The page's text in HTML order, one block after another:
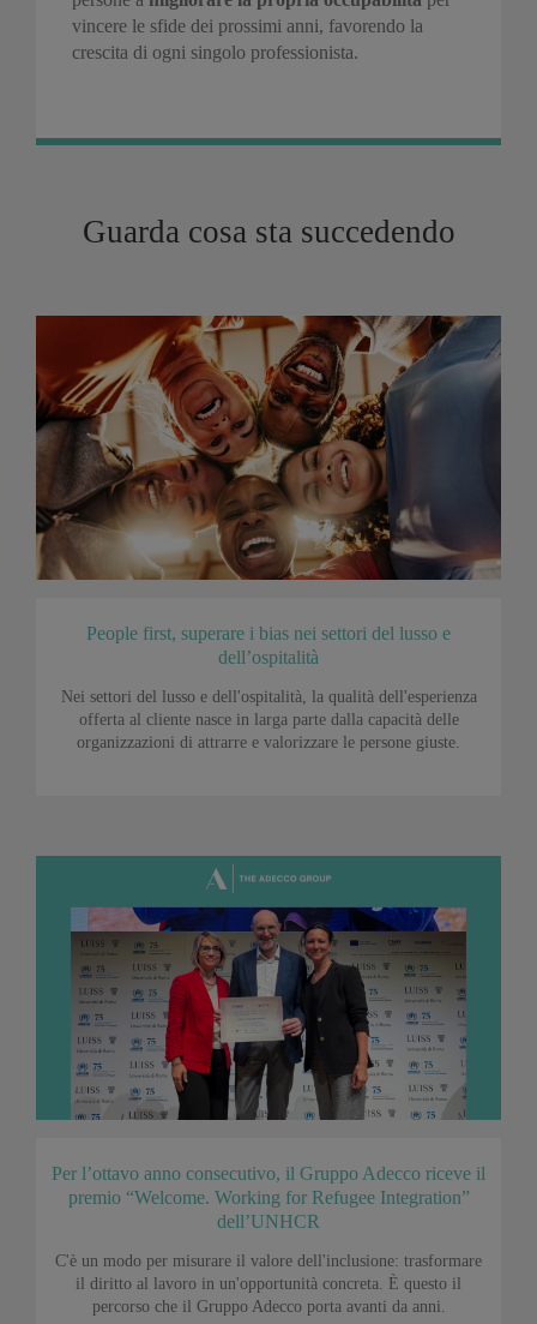
vincere le sfide dei prossimi anni, favorendo la
crescita di ogni singolo professionista.
Guarda cosa sta succedendo
People first, superare i bias nei settori del lusso e
dell’ospitalità
Nei settori del lusso e dell'ospitalità, la qualità dell'esperienza
offerta al cliente nasce in larga parte dalla capacità delle
organizzazioni di attrarre e valorizzare le persone giuste.
Per l’ottavo anno consecutivo, il Gruppo Adecco riceve il
premio “Welcome. Working for Refugee Integration”
dell’UNHCR
C'è un modo per misurare il valore dell'inclusione: trasformare
il diritto al lavoro in un'opportunità concreta. È questo il
percorso che il Gruppo Adecco porta avanti da anni.